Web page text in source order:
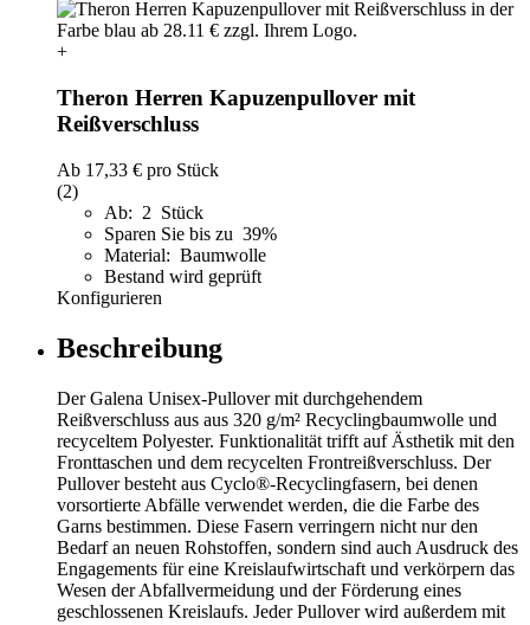
+
Theron Herren Kapuzenpullover mit
Reißverschluss
Ab 17,33 € pro Stück
(2)
Ab: 2 Stück
Sparen Sie bis zu 39%
Material: Baumwolle
Bestand wird geprüft
Konfigurieren
Beschreibung
Der Galena Unisex-Pullover mit durchgehendem
Reißverschluss aus aus 320 g/m² Recyclingbaumwolle und
recyceltem Polyester. Funktionalität trifft auf Ästhetik mit den
Fronttaschen und dem recycelten Frontreißverschluss. Der
Pullover besteht aus Cyclo®-Recyclingfasern, bei denen
vorsortierte Abfälle verwendet werden, die die Farbe des
Garns bestimmen. Diese Fasern verringern nicht nur den
Bedarf an neuen Rohstoffen, sondern sind auch Ausdruck des
Engagements für eine Kreislaufwirtschaft und verkörpern das
Wesen der Abfallvermeidung und der Förderung eines
geschlossenen Kreislaufs. Jeder Pullover wird außerdem mit